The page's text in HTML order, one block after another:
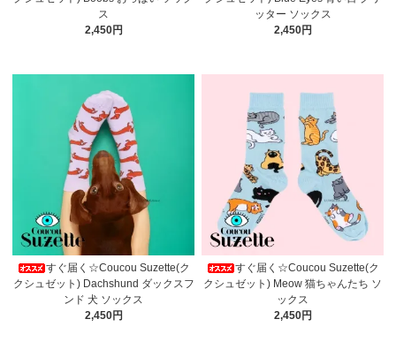
ス
2,450円
ッター ソックス
2,450円
すぐ届く☆Coucou Suzette(ク
クシュゼット) Dachshund ダックスフ
ンド 犬 ソックス
2,450円
すぐ届く☆Coucou Suzette(ク
クシュゼット) Meow 猫ちゃんたち ソ
ックス
2,450円